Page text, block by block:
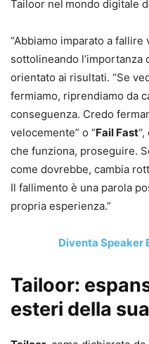
Tailoor nel mondo digitale
“Abbiamo imparato a fallire
sottolineando
orientato ai risultati. “Se
fermiamo, riprendiamo da
conseguenza. Credo
velocemente” o “Fail Fast
che funziona, proseguire.
come dovrebbe, cambia
Il fallimento è una parola
propria esperienza.”
Diventa Speaker
Tailoor:
esteri della